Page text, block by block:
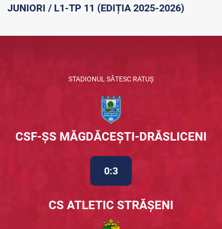
JUNIORI / L1-TP 11 (EDIȚIA 2025-2026)
STADIONUL SĂTESC RATUȘ
CSF-ȘS MĂGDĂCEȘTI-DRĂSLICENI
0:3
CS ATLETIC STRĂȘENI